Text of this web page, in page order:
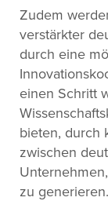
Zudem
verstärkter
durch eine
einen Schritt
bieten, durch
zwischen
zu generieren.